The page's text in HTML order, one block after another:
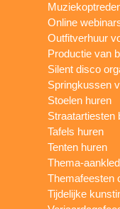
Online
Outfitverhuur
Productie van
Silent disco
Springkussen
Stoelen huren
Straatartiesten
Tafels huren
Tenten huren
Thema-
Themafeesten
Tijdelijke